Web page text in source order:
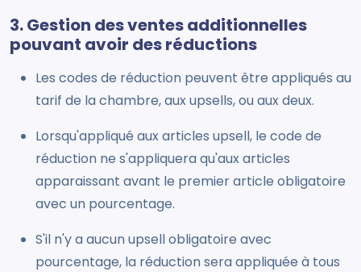
3. Gestion des ventes additionnelles
pouvant avoir des réductions
Les codes de réduction peuvent être appliqués au
tarif de la chambre, aux upsells, ou aux deux.
Lorsqu'appliqué aux articles upsell, le code de
réduction ne s'appliquera qu'aux articles
apparaissant avant le premier article obligatoire
avec un pourcentage.
S'il n'y a aucun upsell obligatoire avec
pourcentage, la réduction sera appliquée à tous